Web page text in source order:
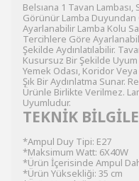
Belsıana 1 Tavan
Görünür Lamba Duyundan
Ayarlanabilir Lamba Kolu
Tercihlere Göre
Şekilde Aydınlatılabilir.
Kusursuz Bir Şekilde
Yemek Odası, Koridor Veya
Şık Bir Aydınlatma Sunar.
Ürünle Birlikte Verilmez.
Uyumludur.
TEKNİK
*Ampul Duy Tipi: E27
*Maksimum Watt: 6X40W
*Ürün İçerisinde Ampul
*Ürün Yüksekliği: 35 cm